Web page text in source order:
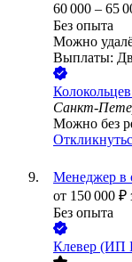
60 000 – 65
Без опыта
Можно
Выплаты:
Санкт-
Можно без
Менеджер в
от 150 000 ₽
Без опыта
Клевер (ИП